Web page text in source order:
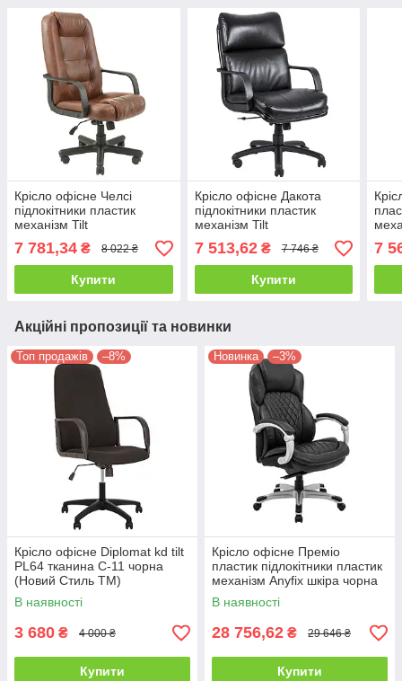
Крісло офісне Челсі
підлокітники пластик
механізм Tilt
шкірозамінник Неаполь-77
(Richman ТМ)
7 781,34 ₴ 8 022 ₴
Купити
Крісло офісне Дакота
підлокітники пластик
механізм Tilt
шкірозамінник Флай-2230
(Richman ТМ)
7 513,62₴ 7 746 ₴
Купити
ТМ)
7
Акційні пропозиції та новинки
Топ продажів –8%
Крісло офісне Diplomat kd tilt
PL64 тканина С-11 чорна
(Новий Стиль ТМ)
В наявності
3 680 ₴ 4 000 ₴
Купити
Новинка –3%
Крісло офісне Преміо
пластик підлокітники пластик
механізм Anyfix шкіра чорна
(Richman ТМ)
В наявності
28 756,62 ₴ 29 646 ₴
Купити